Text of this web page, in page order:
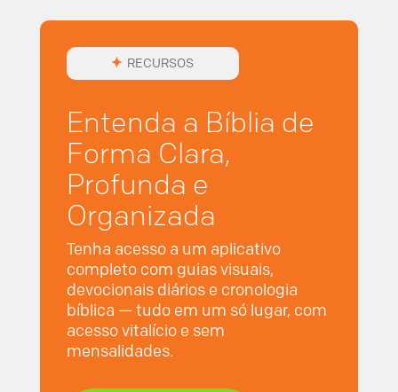
RECURSOS
Entenda a Bíblia de
Forma Clara,
Profunda e
Organizada
Tenha acesso a um aplicativo
completo com guias visuais,
devocionais diários e cronologia
bíblica — tudo em um só lugar, com
acesso vitalício e sem
mensalidades.